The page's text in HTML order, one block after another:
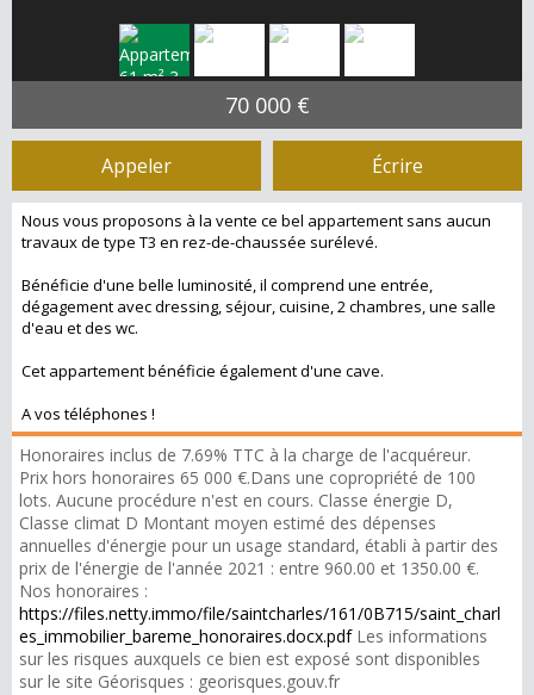
70 000 €
Appeler Écrire
Nous vous proposons à la vente ce bel appartement sans aucun
travaux de type T3 en rez-de-chaussée surélevé.
Bénéficie d'une belle luminosité, il comprend une entrée,
dégagement avec dressing, séjour, cuisine, 2 chambres, une salle
d'eau et des wc.
Cet appartement bénéficie également d'une cave.
A vos téléphones !
Honoraires inclus de 7.69% TTC à la charge de l'acquéreur.
Prix hors honoraires 65 000 €.Dans une copropriété de 100
lots. Aucune procédure n'est en cours. Classe énergie D,
Classe climat D Montant moyen estimé des dépenses
annuelles d'énergie pour un usage standard, établi à partir des
prix de l'énergie de l'année 2021 : entre 960.00 et 1350.00 €.
Nos honoraires :
https://files.netty.immo/file/saintcharles/161/0B715/saint_charl
es_immobilier_bareme_honoraires.docx.pdfLes informations
sur les risques auxquels ce bien est exposé sont disponibles
sur le site Géorisques : georisques.gouv.fr